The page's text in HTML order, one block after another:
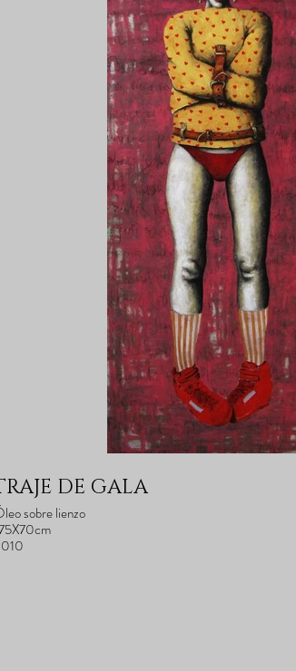
DE GALA
sobre lienzo